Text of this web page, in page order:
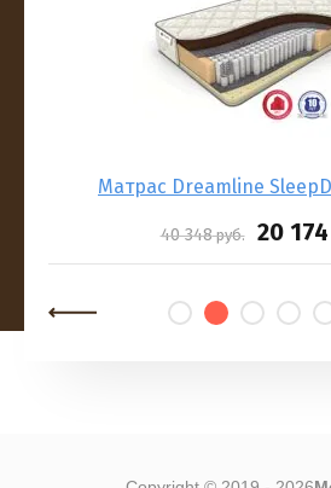
Матрас Dreamline
40 348руб. 20 174